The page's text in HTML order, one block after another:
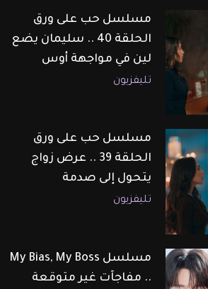
مسلسل حب على ورق
الحلقة 40 .. سليمان يضع
لين في مواجهة أوس
تليفزيون
مسلسل حب على ورق
الحلقة 39 .. عرض زواج
يتحول إلى صدمة
تليفزيون
مسلسل My Bias, My Boss
.. مفاجآت غير متوقعة